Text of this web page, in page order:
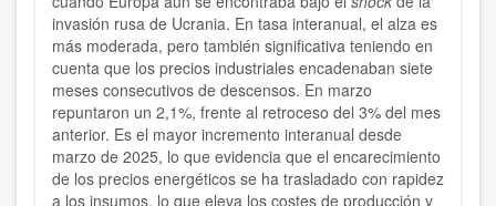
invasión rusa de Ucrania. En tasa interanual, el alza es
más moderada, pero también significativa teniendo en
cuenta que los precios industriales encadenaban siete
meses consecutivos de descensos. En marzo
repuntaron un 2,1%, frente al retroceso del 3% del mes
anterior. Es el mayor incremento interanual desde
marzo de 2025, lo que evidencia que el encarecimiento
de los precios energéticos se ha trasladado con rapidez
a los insumos, lo que eleva los costes de producción y